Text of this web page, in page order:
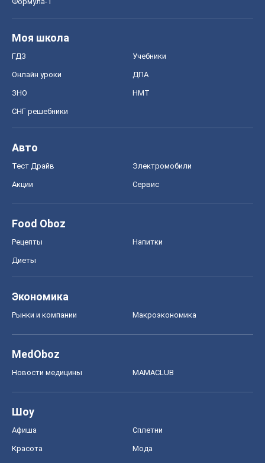
Моя школа
ГДЗ Учебники
Онлайн уроки ДПА
ЗНО НМТ
СНГ решебники
Авто
Тест Драйв Электромобили
Акции Сервис
Food Oboz
Рецепты Напитки
Диеты
Экономика
Рынки и компании Mакроэкономика
MedOboz
Новости медицины MAMACLUB
Шоу
Афиша Сплетни
Красота Мода